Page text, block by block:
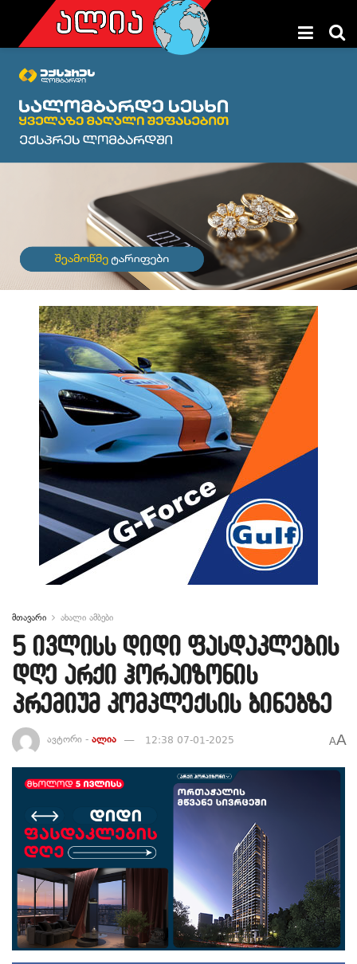
მთავარი ახალი ამბები
5 ივლისს დიდი ფასდაკლების
დღე არქი ჰორაიზონის
პრემიუმ კომპლექსის ბინებზე
ავტორი - ალია 12:38 07-01-2025 AA